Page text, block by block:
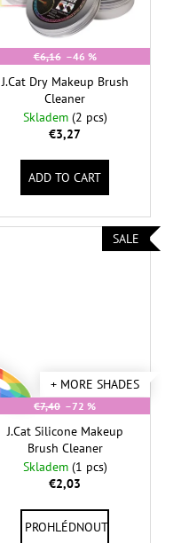
€6,16 –46 %
J.Cat Dry Makeup Brush
Cleaner
Skladem (2 pcs)
€3,27
ADD TO CART
SALE
+ MORE SHADES
€7,40 –72 %
J.Cat Silicone Makeup
Brush Cleaner
Skladem (1 pcs)
€2,03